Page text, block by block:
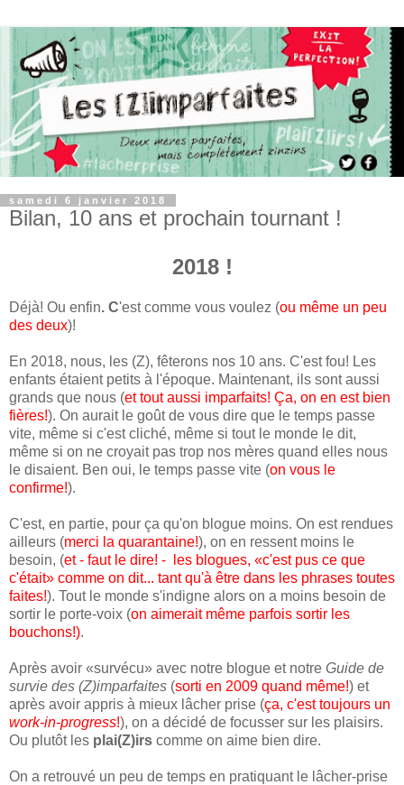
samedi 6 janvier 2018
Bilan, 10 ans et prochain tournant !
2018 !
Déjà! Ou enfin. C'est comme vous voulez (ou même un peu
des deux)!
En 2018, nous, les (Z), fêterons nos 10 ans. C'est fou! Les
enfants étaient petits à l'époque. Maintenant, ils sont aussi
grands que nous (et tout aussi imparfaits! Ça, on en est bien
fières!). On aurait le goût de vous dire que le temps passe
vite, même si c'est cliché, même si tout le monde le dit,
même si on ne croyait pas trop nos mères quand elles nous
le disaient. Ben oui, le temps passe vite (on vous le
confirme!).
C'est, en partie, pour ça qu'on blogue moins. On est rendues
ailleurs (merci la quarantaine!), on en ressent moins le
besoin, (et - faut le dire! - les blogues, «c'est pus ce que
c'était» comme on dit... tant qu'à être dans les phrases toutes
faites!). Tout le monde s'indigne alors on a moins besoin de
sortir le porte-voix (on aimerait même parfois sortir les
bouchons!).
Après avoir «survécu» avec notre blogue et notre Guide de
survie des (Z)imparfaites (sorti en 2009 quand même!) et
après avoir appris à mieux lâcher prise (ça, c'est toujours un
work-in-progress!), on a décidé de focusser sur les plaisirs.
Ou plutôt les plai(Z)irs comme on aime bien dire.
On a retrouvé un peu de temps en pratiquant le lâcher-prise